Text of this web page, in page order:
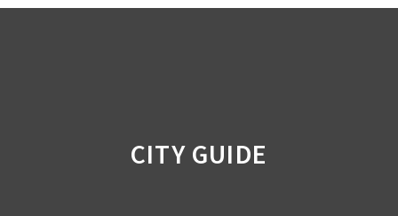
CITY GUIDE